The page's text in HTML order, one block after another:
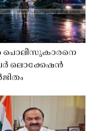
പൊലീസുകാരനെ
ലൊക്കേഷൻ